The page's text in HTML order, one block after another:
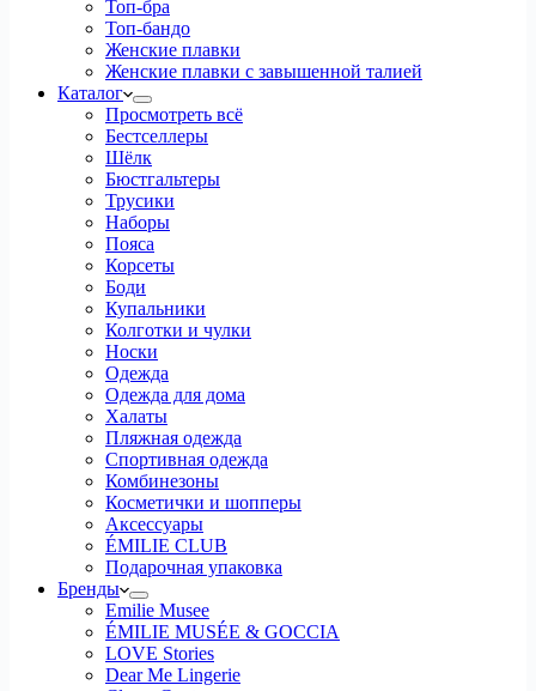
Топ-бра
Топ-бандо
Женские плавки
Женские плавки с завышенной талией
Каталог
Просмотреть всё
Бестселлеры
Шёлк
Бюстгальтеры
Трусики
Наборы
Пояса
Корсеты
Боди
Купальники
Колготки и чулки
Носки
Одежда
Одежда для дома
Халаты
Пляжная одежда
Спортивная одежда
Комбинезоны
Косметички и шопперы
Аксессуары
ÉMILIE CLUB
Подарочная упаковка
Бренды
Emilie Musee
ÉMILIE MUSÉE & GOCCIA
LOVE Stories
Dear Me Lingerie